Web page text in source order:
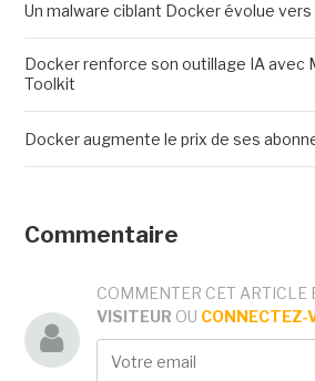
Un malware ciblant Docker évolue
Docker renforce son outillage IA avec
Toolkit
Docker augmente le prix de ses
Commentaire
COMMENTER CET ARTICLE
VISITEUR OU CONNECTEZ-